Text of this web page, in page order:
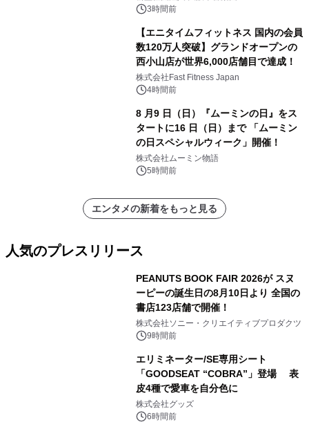
3時間前
【エニタイムフィットネス 国内の会員
数120万人突破】グランドオープンの
西小山店が世界6,000店舗目で達成！
株式会社Fast Fitness Japan
4時間前
8 月9 日（日）『ムーミンの日』をス
タートに16 日（日）まで 「ムーミン
の日スペシャルウィーク」開催！
株式会社ムーミン物語
5時間前
エンタメの新着をもっと見る
人気のプレスリリース
PEANUTS BOOK FAIR 2026が スヌ
ーピーの誕生日の8月10日より 全国の
書店123店舗で開催！
株式会社ソニー・クリエイティブプロダクツ
9時間前
エリミネーター/SE専用シート
「GOODSEAT “COBRA”」登場 表
皮4種で愛車を自分色に
株式会社グッズ
6時間前